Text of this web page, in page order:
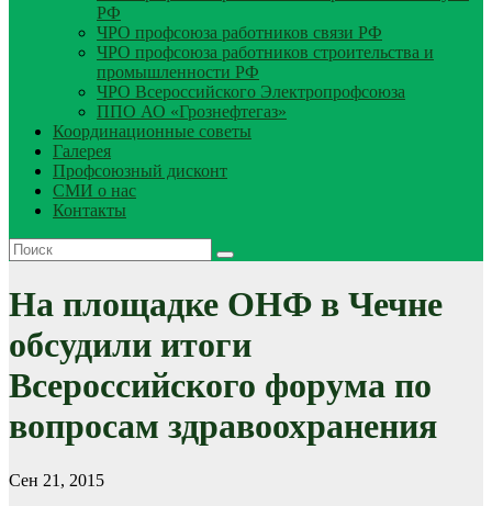
РФ
ЧРО профсоюза работников связи РФ
ЧРО профсоюза работников строительства и
промышленности РФ
ЧРО Всероссийского Электропрофсоюза
ППО АО «Грознефтегаз»
Координационные советы
Галерея
Профсоюзный дисконт
СМИ о нас
Контакты
На площадке ОНФ в Чечне
обсудили итоги
Всероссийского форума по
вопросам здравоохранения
Сен 21, 2015